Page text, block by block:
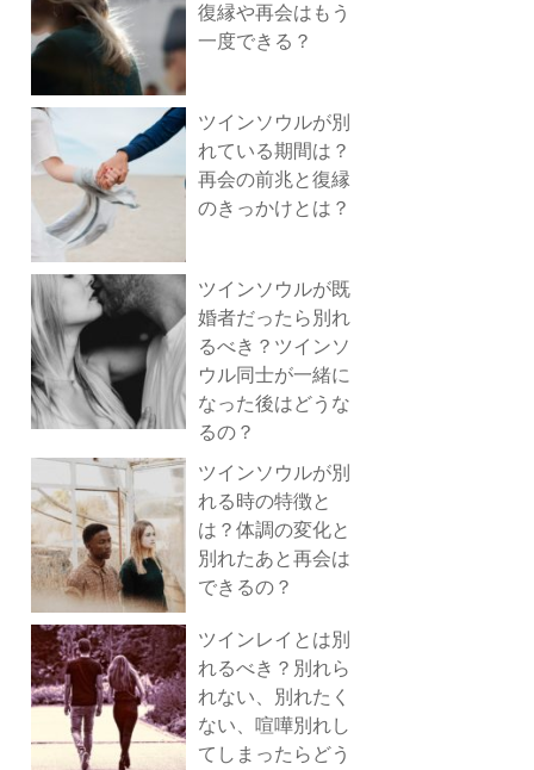
復縁や再会はもう
一度できる？
ツインソウルが別
れている期間は？
再会の前兆と復縁
のきっかけとは？
ツインソウルが既
婚者だったら別れ
るべき？ツインソ
ウル同士が一緒に
なった後はどうな
るの？
ツインソウルが別
れる時の特徴と
は？体調の変化と
別れたあと再会は
できるの？
ツインレイとは別
れるべき？別れら
れない、別れたく
ない、喧嘩別れし
てしまったらどう